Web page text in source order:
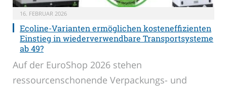
16. FEBRUAR 2026
Ecoline-Varianten ermöglichen kosteneffizienten
Einstieg in wiederverwendbare Transportsysteme
ab 49?
Auf der EuroShop 2026 stehen
ressourcenschonende Verpackungs- und